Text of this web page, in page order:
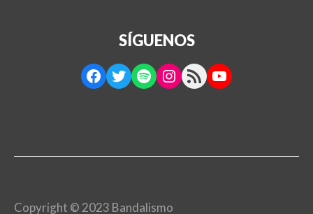
SÍGUENOS
Facebook
Twitter
Spotify
Instagram
RSS FeedYouTube
Copyright © 2023 Bandalismo